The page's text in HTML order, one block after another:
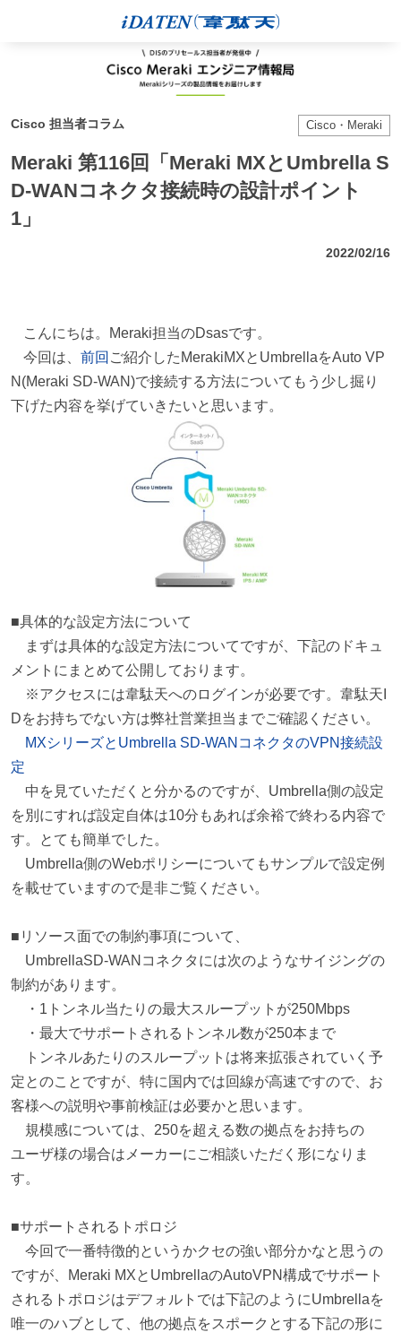
Cisco 担当者コラム Cisco・Meraki
Meraki 第116回「Meraki MXとUmbrella S
D-WANコネクタ接続時の設計ポイント
1」
2022/02/16
こんにちは。Meraki担当のDsasです。
今回は、 前回 ご紹介したMerakiMXとUmbrellaをAuto VP
N(Meraki SD-WAN)で接続する方法についてもう少し掘り
下げた内容を挙げていきたいと思います。
■具体的な設定方法について
まずは具体的な設定方法についてですが、下記のドキュ
メントにまとめて公開しております。
※アクセスには韋駄天へのログインが必要です。韋駄天I
Dをお持ちでない方は弊社営業担当までご確認ください。
MXシリーズとUmbrella SD-WANコネクタのVPN接続設
定
中を見ていただくと分かるのですが、Umbrella側の設定
を別にすれば設定自体は10分もあれば余裕で終わる内容で
す。とても簡単でした。
Umbrella側のWebポリシーについてもサンプルで設定例
を載せていますので是非ご覧ください。
■リソース面での制約事項について、
UmbrellaSD-WANコネクタには次のようなサイジングの
制約があります。
・1トンネル当たりの最大スループットが250Mbps
・最大でサポートされるトンネル数が250本まで
トンネルあたりのスループットは将来拡張されていく予
定とのことですが、特に国内では回線が高速ですので、お
客様への説明や事前検証は必要かと思います。
規模感については、250を超える数の拠点をお持ちの
ユーザ様の場合はメーカーにご相談いただく形になりま
す。
■サポートされるトポロジ
今回で一番特徴的というかクセの強い部分かなと思うの
ですが、Meraki MXとUmbrellaのAutoVPN構成でサポート
されるトポロジはデフォルトでは下記のようにUmbrellaを
唯一のハブとして、他の拠点をスポークとする下記の形に